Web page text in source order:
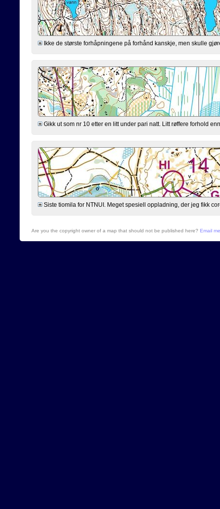
Ikke de største forhåpningene på forhånd kanskje, men skulle
Gikk ut som nr 10 etter en litt under pari natt. Litt røffere forhold
Siste tiomila for NTNUI. Meget spesiell oppladning, der jeg fikk
Are you the copyright owner of a map that should not be published here? Email me